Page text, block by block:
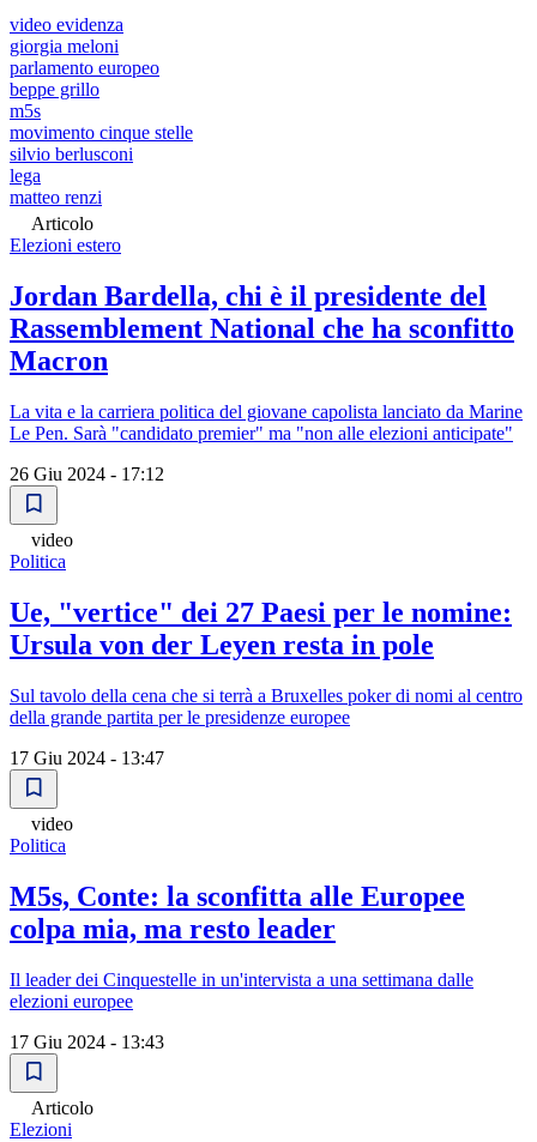
video evidenza
giorgia meloni
parlamento europeo
beppe grillo
m5s
movimento cinque stelle
silvio berlusconi
lega
matteo renzi
Articolo
Elezioni estero
Jordan Bardella, chi è il presidente del
Rassemblement National che ha sconfitto
Macron
La vita e la carriera politica del giovane capolista lanciato da Marine
Le Pen. Sarà "candidato premier" ma "non alle elezioni anticipate"
26 Giu 2024 - 17:12
video
Politica
Ue, "vertice" dei 27 Paesi per le nomine:
Ursula von der Leyen resta in pole
Sul tavolo della cena che si terrà a Bruxelles poker di nomi al centro
della grande partita per le presidenze europee
17 Giu 2024 - 13:47
video
Politica
M5s, Conte: la sconfitta alle Europee
colpa mia, ma resto leader
Il leader dei Cinquestelle in un'intervista a una settimana dalle
elezioni europee
17 Giu 2024 - 13:43
Articolo
Elezioni